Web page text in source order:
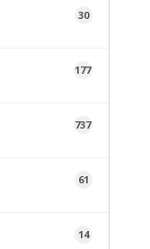
30
177
737
61
14